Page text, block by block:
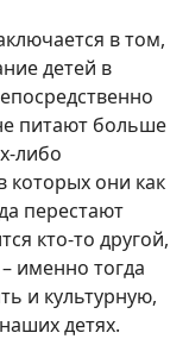
в том,
детей в
питают больше
либо
которых они как
перестают
кто-то другой,
именно тогда
и культурную,
детях.